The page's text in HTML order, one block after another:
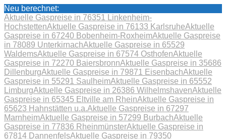
Neu berechnet:
Aktuelle Gaspreise in 76351 Linkenheim-
HochstettenAktuelle Gaspreise in 76133 KarlsruheAktuelle
Gaspreise in 67240 Bobenheim-RoxheimAktuelle Gaspreise
in 78089 UnterkirnachAktuelle Gaspreise in 65529
WaldemsAktuelle Gaspreise in 67574 OsthofenAktuelle
Gaspreise in 72270 BaiersbronnAktuelle Gaspreise in 35686
DillenburgAktuelle Gaspreise in 79871 EisenbachAktuelle
Gaspreise in 55291 SaulheimAktuelle Gaspreise in 65552
LimburgAktuelle Gaspreise in 26386 WilhelmshavenAktuelle
Gaspreise in 65345 Eltville am RheinAktuelle Gaspreise in
65623 Hahnstätten u.a.Aktuelle Gaspreise in 67297
MarnheimAktuelle Gaspreise in 57299 BurbachAktuelle
Gaspreise in 77836 RheinmünsterAktuelle Gaspreise in
67814 DannenfelsAktuelle Gaspreise in 79350